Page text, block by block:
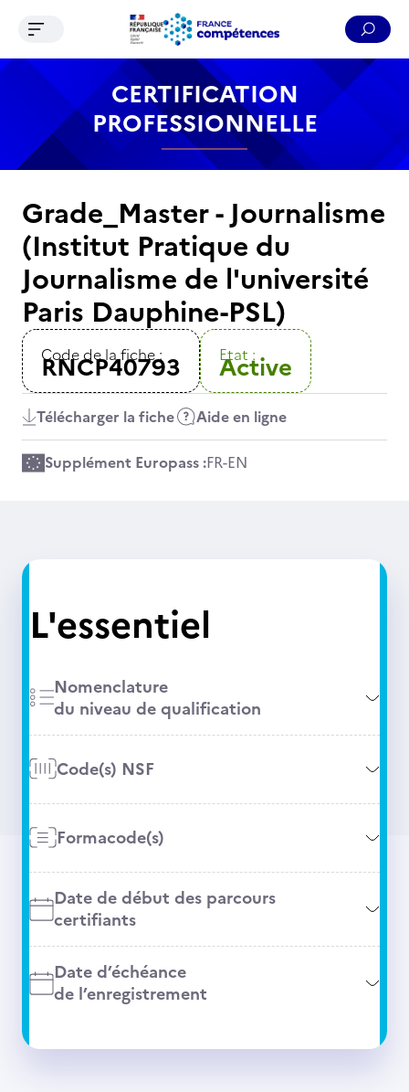
Contenu Recherche Menu Pied de page
Ouvrir le menu de navigation
CERTIFICATION
PROFESSIONNELLE
Grade_Master - Journalisme
(Institut Pratique du
Journalisme de l'université
Paris Dauphine-PSL)
Code de la fiche :
RNCP40793 Etat :
Active
Télécharger la fiche Aide en ligne
Supplément Europass :FR-EN
L'essentiel
Nomenclature
du niveau de qualification
Code(s) NSF
Formacode(s)
Date de début des parcours
certifiants
Date d’échéance
de l’enregistrement